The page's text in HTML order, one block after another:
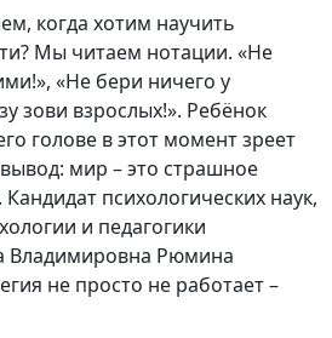
когда хотим научить
Мы читаем нотации. «Не
«Не бери ничего у
зови взрослых!». Ребёнок
голове в этот момент зреет
мир – это страшное
психологических наук,
и педагогики
Владимировна Рюмина
не просто не работает –